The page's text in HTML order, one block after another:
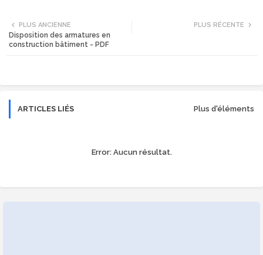
PLUS RÉCENTE
PLUS ANCIENNE
Disposition des armatures en
construction bâtiment - PDF
ARTICLES LIÉS Plus d'éléments
Error:Aucun résultat.